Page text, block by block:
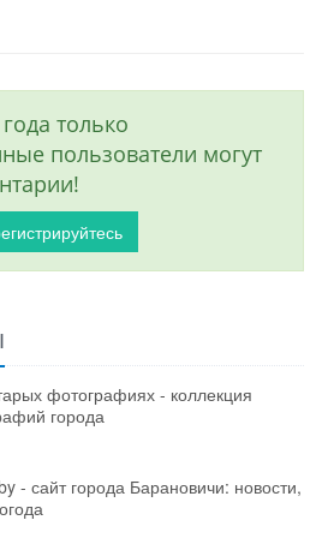
только
пользователи могут
фотографиях - коллекция
города
- сайт города Барановичи: новости,